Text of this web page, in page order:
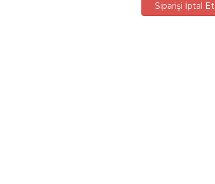
Siparişi İptal Et